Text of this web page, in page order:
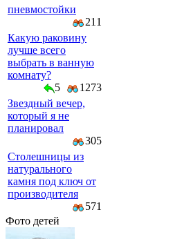
пневмостойки
211
Какую раковину
лучше всего
выбрать в ванную
комнату?
5
1273
Звездный вечер,
который я не
планировал
305
Столешницы из
натурального
камня под ключ от
производителя
571
Фото детей